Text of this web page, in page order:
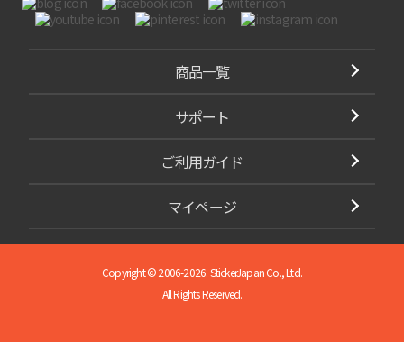
商品一覧
サポート
ご利用ガイド
マイページ
Copyright © 2006-2026. StickerJapan Co., Ltd.
All Rights Reserved.